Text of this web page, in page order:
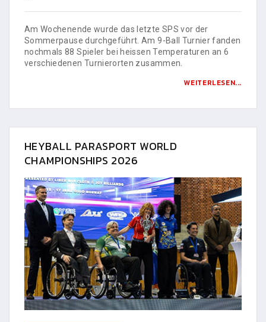
Am Wochenende wurde das letzte SPS vor der
Sommerpause durchgeführt. Am 9-Ball Turnier fanden
nochmals 88 Spieler bei heissen Temperaturen an 6
verschiedenen Turnierorten zusammen.
WEITERLESEN...
HEYBALL PARASPORT WORLD
CHAMPIONSHIPS 2026